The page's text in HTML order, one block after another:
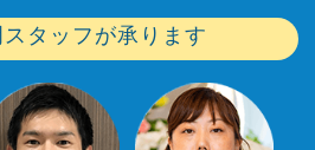
タッフが承ります